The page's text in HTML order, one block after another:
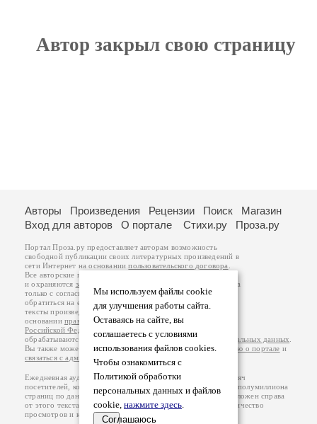
Автор закрыл свою страницу
Мы используем файлы cookie
для улучшения работы сайта.
Оставаясь на сайте, вы
соглашаетесь с условиями
использования файлов cookies.
Чтобы ознакомиться с
Политикой обработки
персональных данных и файлов
cookie, нажмите здесь.
Соглашаюсь
Авторы Произведения Рецензии Поиск
Магазин
Вход для авторов
О портале Стихи.ру Проза.ру
Портал Проза.ру предоставляет авторам возможность
свободной публикации своих литературных произведений в
сети Интернет на основаниипользовательского договора
Все авторские права на произведения принадлежат авторам
и охраняются законом
. Перепечатка произведений возможна
только с согласия его автора, к которому вы можете
обратиться на его авторской странице. Ответственность за
тексты произведений авторы несут самостоятельно на
основанииправил публикацииизаконодательства
Российской Федерации
обрабатываются на основанииПолитики обработки персональных данных
Вы также можете посмотреть более подробнуюинформацию о портале и
связаться с администрацией
Ежедневная аудитория портала Проза.ру – порядка 100 тысяч
посетителей, которые в общей сумме просматривают более полумиллиона
страниц по данным счетчика посещаемости, который расположен справа
от этого текста. В каждой графе указано по две цифры: количество
просмотров и количество посетителей.